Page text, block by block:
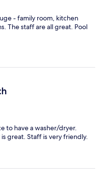
- family room, kitchen
The staff are all great. Pool
to have a washer/dryer.
great. Staff is very friendly.